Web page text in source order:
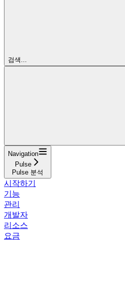
검색...
Navigation
Pulse
Pulse 분석
시작하기
기능
관리
개발자
리소스
요금